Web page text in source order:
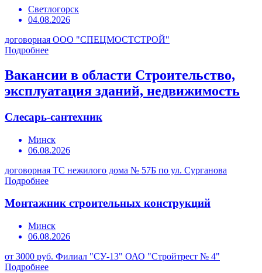
Светлогорск
04.08.2026
договорная ООО "СПЕЦМОСТСТРОЙ"
Подробнее
Вакансии в области Строительство,
эксплуатация зданий, недвижимость
Слесарь-сантехник
Минск
06.08.2026
договорная ТС нежилого дома № 57Б по ул. Сурганова
Подробнее
Монтажник строительных конструкций
Минск
06.08.2026
от 3000 руб. Филиал "СУ-13" ОАО "Стройтрест № 4"
Подробнее